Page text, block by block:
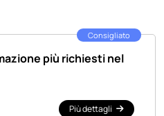
Consigliato
più richiesti nel
Più dettagli